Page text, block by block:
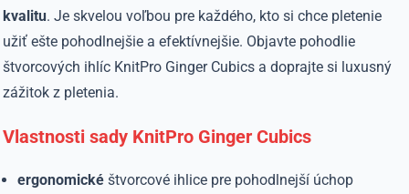
kvalitu. Je skvelou voľbou pre každého, kto si chce pletenie
užiť ešte pohodlnejšie a efektívnejšie. Objavte pohodlie
štvorcových ihlíc KnitPro Ginger Cubics a doprajte si luxusný
zážitok z pletenia.
Vlastnosti sady KnitPro Ginger Cubics
ergonomické štvorcové ihlice pre pohodlnejší úchop